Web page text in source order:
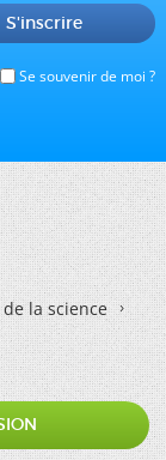
Se souvenir de moi ?
S'inscrire
la science